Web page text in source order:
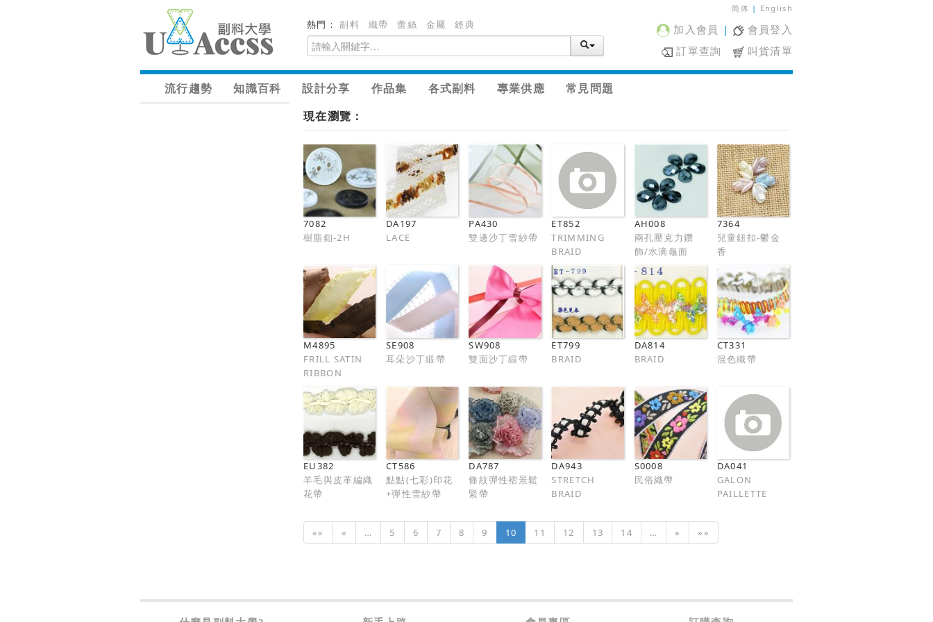
熱門：副料 織帶 蕾絲 金屬 經典
简体 | English
加入會員 |
會員登入
訂單查詢
叫貨清單
流行趨勢 知識百科 設計分享 作品集 各式副料 專業供應
常見問題
現在瀏覽：
7082
樹脂釦-2H
DA197
LACE
PA430
雙邊沙丁雪紗帶
ET852
TRIMMING
BRAID
AH008
兩孔壓克力鑽
飾/水滴龜面
7364
兒童鈕扣-鬱金
香
M4895
FRILL SATIN
RIBBON
SE908
耳朵沙丁緞帶
SW908
雙面沙丁緞帶
ET799
BRAID
DA814
BRAID
CT331
混色織帶
EU382
羊毛與皮革編織
花帶
CT586
點點(七彩)印花
+彈性雪紗帶
DA787
條紋彈性褶景鬆
緊帶
DA943
STRETCH
BRAID
S0008
民俗織帶
DA041
GALON
PAILLETTE
«« « … 5 6 7 8 9 10 11 12 13 14 … » »»